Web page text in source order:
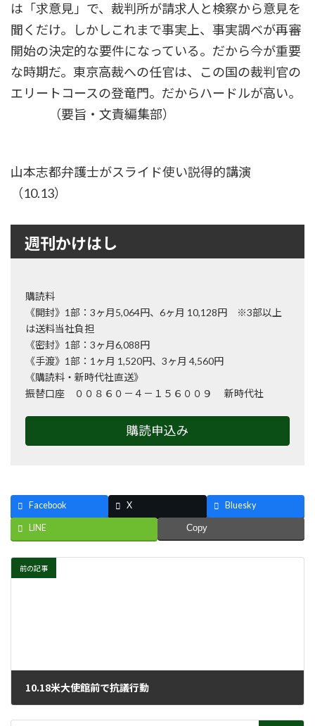
は「求意見」で、裁判所が請求人と検察から意見を
聞くだけ。しかしこれまで事実上、事実調べが再審
開始の決定的な要件になっている。だから今が重要
な時期だ。東京高裁への任官は、この国の裁判官の
エリートコースの登竜門。だからハードルが高い。
（要旨・文責編集部）
山本志都弁護士がスライド使い説得的講演
（10.13）
週刊かけはし
購読料
《開封》1部：3ヶ月5,064円、6ヶ月 10,128円 ※3部以上
は送料当社負担
《密封》1部：3ヶ月6,088円
《手渡》1部：1ヶ月 1,520円、3ヶ月 4,560円
《購読料・新時代社直送》
振替口座 ００８６０－４－１５６００９ 新時代社
購読申込み
Facebook X Bluesky
LINE Copy
前の記事
10.18米大使館前で抗議行動